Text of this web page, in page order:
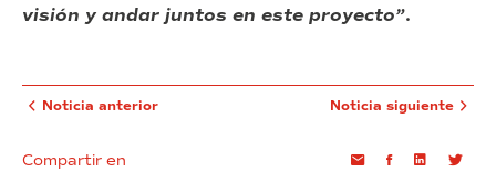
visión y andar juntos en este proyecto”.
Noticia anterior
Compartir en EmailFacebookLinkedin
Noticia siguiente